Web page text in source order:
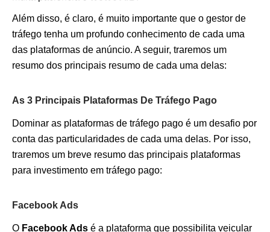
Além disso, é claro, é muito importante que o gestor de
tráfego tenha um profundo conhecimento de cada uma
das plataformas de anúncio. A seguir, traremos um
resumo dos principais resumo de cada uma delas:
As 3 Principais Plataformas De Tráfego Pago
Dominar as plataformas de tráfego pago é um desafio por
conta das particularidades de cada uma delas. Por isso,
traremos um breve resumo das principais plataformas
para investimento em tráfego pago:
Facebook Ads
O Facebook Ads é a plataforma que possibilita veicular